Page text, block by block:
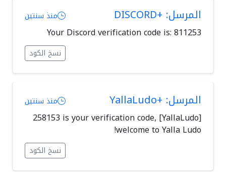
المرسل: +DISCORD منذ سنتين
Your Discord verification code is: 811253
نسخ الكود
المرسل: +YallaLudo منذ سنتين
[YallaLudo] 258153 is your verification code,
welcome to Yalla Ludo!
نسخ الكود